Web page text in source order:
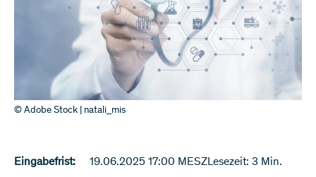
© Adobe Stock | natali_mis
Eingabefrist: 19.06.2025 17:00 MESZLesezeit: 3 Min.